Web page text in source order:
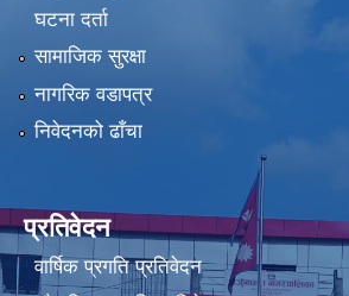
घटना दर्ता
सामाजिक सुरक्षा
नागरिक वडापत्र
निवेदनको ढाँचा
प्रतिवेदन
वार्षिक प्रगति प्रतिवेदन